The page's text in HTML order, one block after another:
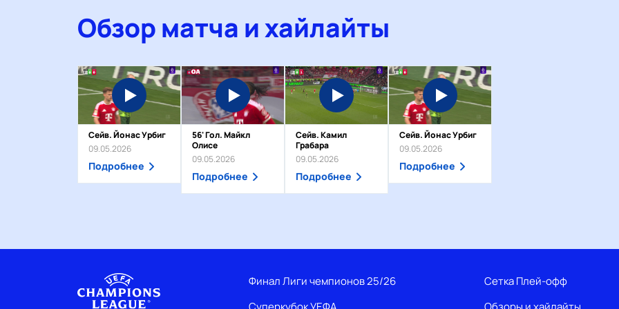
Обзор матча и хайлайты
Сейв. Йонас Урбиг
09.05.2026
Подробнее
56' Гол. Майкл
Олисе
09.05.2026
Подробнее
Сейв. Камил
Грабара
09.05.2026
Подробнее
Сейв. Йонас Урбиг
09.05.2026
Подробнее
Финал Лиги чемпионов 25/26
Сетка Плей-офф